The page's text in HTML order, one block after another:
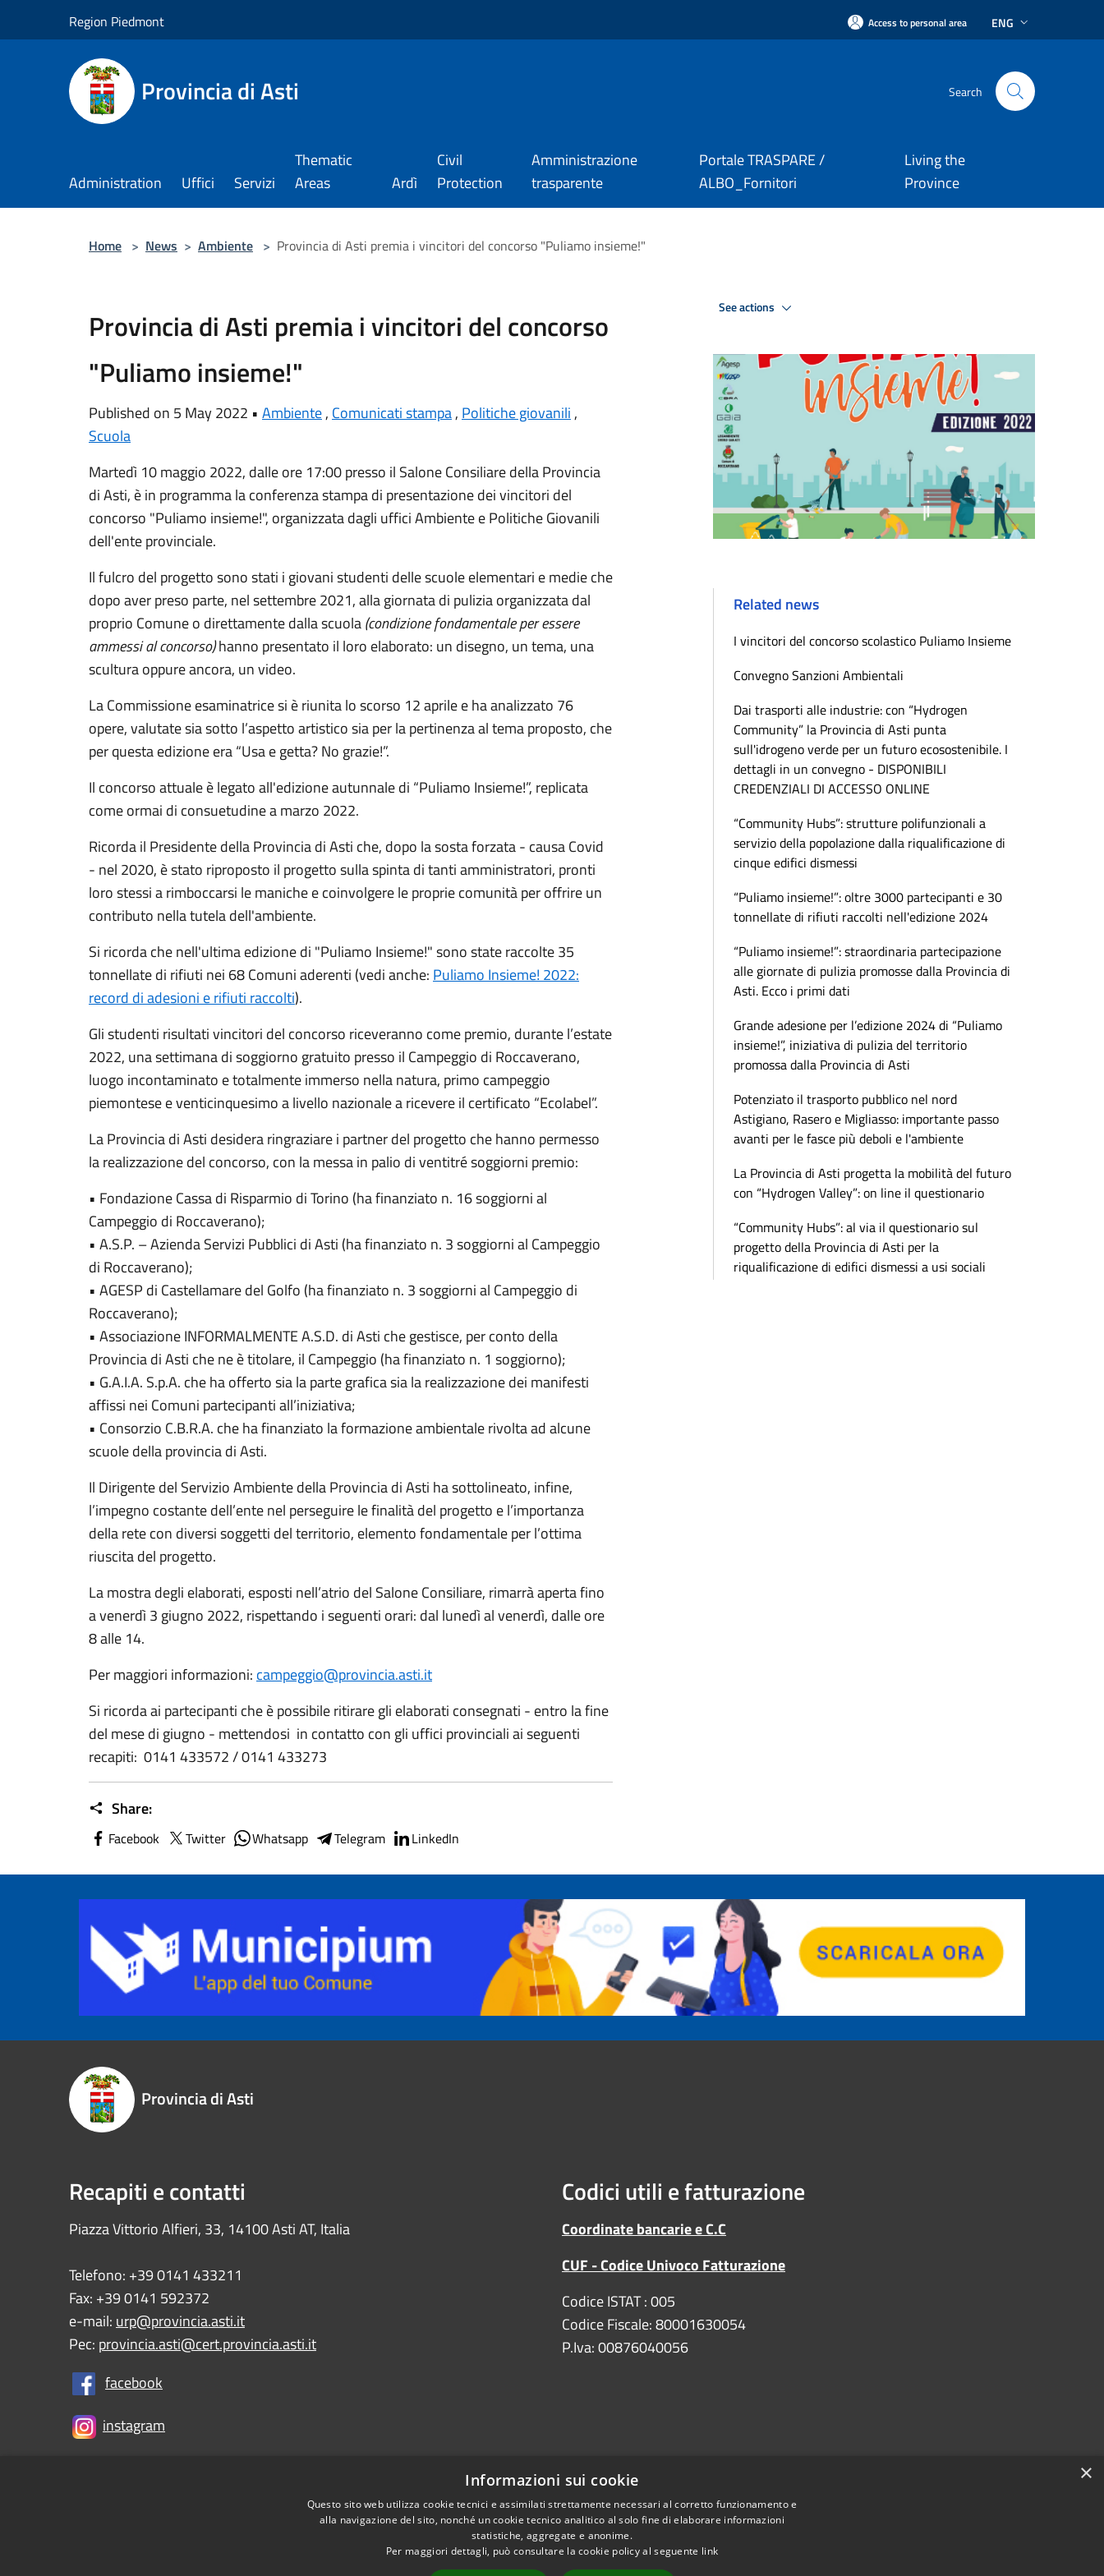
Region Piedmont Access to personal area ENG
Provincia di Asti Search
Administration Uffici Servizi
Thematic
Areas
Ardì
Civil
Protection
Amministrazione
trasparente
Portale TRASPARE /
ALBO_Fornitori
Living the
Province
Home > News > Ambiente > Provincia di Asti premia i vincitori del concorso "Puliamo insieme!"
Provincia di Asti premia i vincitori del concorso
"Puliamo insieme!"
Published on 5 May 2022 • Ambiente, Comunicati stampa, Politiche giovanili ,
Scuola
Martedì 10 maggio 2022, dalle ore 17:00 presso il Salone Consiliare della Provincia
di Asti, è in programma la conferenza stampa di presentazione dei vincitori del
concorso "Puliamo insieme!", organizzata dagli uffici Ambiente e Politiche Giovanili
dell'ente provinciale.
Il fulcro del progetto sono stati i giovani studenti delle scuole elementari e medie che
dopo aver preso parte, nel settembre 2021, alla giornata di pulizia organizzata dal
proprio Comune o direttamente dalla scuola(condizione fondamentale per essere
ammessi al concorso)hanno presentato il loro elaborato: un disegno, un tema, una
scultura oppure ancora, un video.
La Commissione esaminatrice si è riunita lo scorso 12 aprile e ha analizzato 76
opere, valutate sia sotto l’aspetto artistico sia per la pertinenza al tema proposto, che
per questa edizione era “Usa e getta? No grazie!”.
Il concorso attuale è legato all'edizione autunnale di “Puliamo Insieme!”, replicata
come ormai di consuetudine a marzo 2022.
Ricorda il Presidente della Provincia di Asti che, dopo la sosta forzata - causa Covid
- nel 2020, è stato riproposto il progetto sulla spinta di tanti amministratori, pronti
loro stessi a rimboccarsi le maniche e coinvolgere le proprie comunità per offrire un
contributo nella tutela dell'ambiente.
Si ricorda che nell'ultima edizione di "Puliamo Insieme!" sono state raccolte 35
tonnellate di rifiuti nei 68 Comuni aderenti (vedi anche: Puliamo Insieme! 2022:
record di adesioni e rifiuti raccolti).
Gli studenti risultati vincitori del concorso riceveranno come premio, durante l’estate
2022, una settimana di soggiorno gratuito presso il Campeggio di Roccaverano,
luogo incontaminato e totalmente immerso nella natura, primo campeggio
piemontese e venticinquesimo a livello nazionale a ricevere il certificato “Ecolabel”.
La Provincia di Asti desidera ringraziare i partner del progetto che hanno permesso
la realizzazione del concorso, con la messa in palio di ventitré soggiorni premio:
• Fondazione Cassa di Risparmio di Torino (ha finanziato n. 16 soggiorni al
Campeggio di Roccaverano);
• A.S.P. – Azienda Servizi Pubblici di Asti (ha finanziato n. 3 soggiorni al Campeggio
di Roccaverano);
• AGESP di Castellamare del Golfo (ha finanziato n. 3 soggiorni al Campeggio di
Roccaverano);
• Associazione INFORMALMENTE A.S.D. di Asti che gestisce, per conto della
Provincia di Asti che ne è titolare, il Campeggio (ha finanziato n. 1 soggiorno);
• G.A.I.A. S.p.A. che ha offerto sia la parte grafica sia la realizzazione dei manifesti
affissi nei Comuni partecipanti all’iniziativa;
• Consorzio C.B.R.A. che ha finanziato la formazione ambientale rivolta ad alcune
scuole della provincia di Asti.
Il Dirigente del Servizio Ambiente della Provincia di Asti ha sottolineato, infine,
l’impegno costante dell’ente nel perseguire le finalità del progetto e l’importanza
della rete con diversi soggetti del territorio, elemento fondamentale per l’ottima
riuscita del progetto.
La mostra degli elaborati, esposti nell’atrio del Salone Consiliare, rimarrà aperta fino
a venerdì 3 giugno 2022, rispettando i seguenti orari: dal lunedì al venerdì, dalle ore
8 alle 14.
Per maggiori informazioni: campeggio@provincia.asti.it
Si ricorda ai partecipanti che è possibile ritirare gli elaborati consegnati - entro la fine
del mese di giugno - mettendosi in contatto con gli uffici provinciali ai seguenti
recapiti: 0141 433572 / 0141 433273
Share:
Facebook Twitter Whatsapp Telegram LinkedIn
See actions
Related news
I vincitori del concorso scolastico Puliamo Insieme
Convegno Sanzioni Ambientali
Dai trasporti alle industrie: con “Hydrogen
Community” la Provincia di Asti punta
sull'idrogeno verde per un futuro ecosostenibile. I
dettagli in un convegno - DISPONIBILI
CREDENZIALI DI ACCESSO ONLINE
“Community Hubs”: strutture polifunzionali a
servizio della popolazione dalla riqualificazione di
cinque edifici dismessi
“Puliamo insieme!”: oltre 3000 partecipanti e 30
tonnellate di rifiuti raccolti nell'edizione 2024
“Puliamo insieme!”: straordinaria partecipazione
alle giornate di pulizia promosse dalla Provincia di
Asti. Ecco i primi dati
Grande adesione per l’edizione 2024 di “Puliamo
insieme!”, iniziativa di pulizia del territorio
promossa dalla Provincia di Asti
Potenziato il trasporto pubblico nel nord
Astigiano, Rasero e Migliasso: importante passo
avanti per le fasce più deboli e l'ambiente
La Provincia di Asti progetta la mobilità del futuro
con “Hydrogen Valley”: on line il questionario
“Community Hubs”: al via il questionario sul
progetto della Provincia di Asti per la
riqualificazione di edifici dismessi a usi sociali
Provincia di Asti
Recapiti e contatti
Piazza Vittorio Alfieri, 33, 14100 Asti AT, Italia
Telefono: +39 0141 433211
Fax: +39 0141 592372
e-mail:urp@provincia.asti.it
Pec: provincia.asti@cert.provincia.asti.it
facebook
instagram
Codici utili e fatturazione
Coordinate bancarie e C.C
CUF - Codice Univoco Fatturazione
Codice ISTAT : 005
Codice Fiscale: 80001630054
P.Iva: 00876040056
Sitemap Copyright
DPO/RPD
PNRR (Piano Nazionale di Ripresa e Resilienza)
×
Informazioni sui cookie
Questo sito web utilizza cookie tecnici e assimilati strettamente necessari al corretto funzionamento e
alla navigazione del sito, nonché un cookie tecnico analitico al solo fine di elaborare informazioni
statistiche, aggregate e anonime.
Per maggiori dettagli, può consultare la cookie policy al seguente link